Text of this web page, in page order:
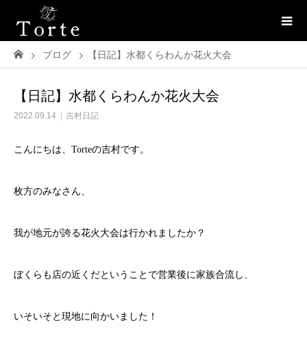
ブログ 【日記】水都くらわんか花火大会
【日記】水都くらわんか花火大会
2022.09.14 吉村日記
こんにちは、Torteの吉村です。
枚方のみなさん、
我が地元が誇る花火大会は行かれましたか？
ぼくらも店の近くだということで営業後に家族合流し、
いそいそと現地に向かいました！